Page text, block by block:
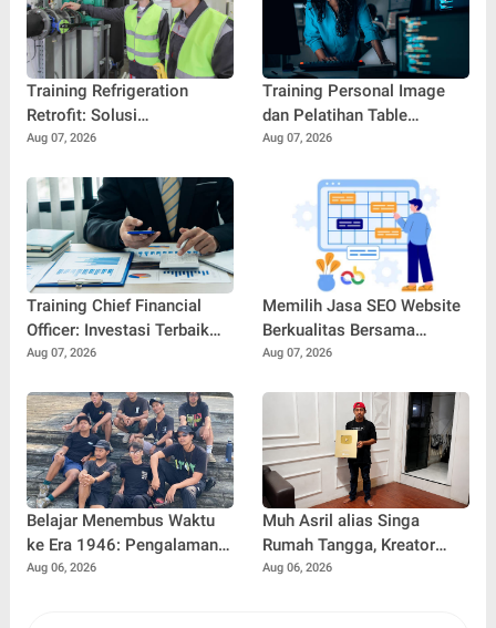
Training Refrigeration
Retrofit: Solusi
Meningkatkan Efisiensi dan
Pendingin Modern
Aug 07, 2026
Training Personal Image
dan Pelatihan Table
Manners: Kunci
Profesionalisme dan
Kepercayaan Diri di Dunia
Aug 07, 2026
Training Chief Financial
Officer: Investasi Terbaik
untuk Mencetak Pemimpin
Aug 07, 2026
Memilih Jasa SEO Website
Berkualitas Bersama
SEOBITT untuk
Bisnis
Aug 07, 2026
Belajar Menembus Waktu
ke Era 1946: Pengalaman
Magang Radityo Kusuma
Aug 06, 2026
Muh Asril alias Singa
Rumah Tangga, Kreator
Kocak yang Jago Bikin
Aug 06, 2026